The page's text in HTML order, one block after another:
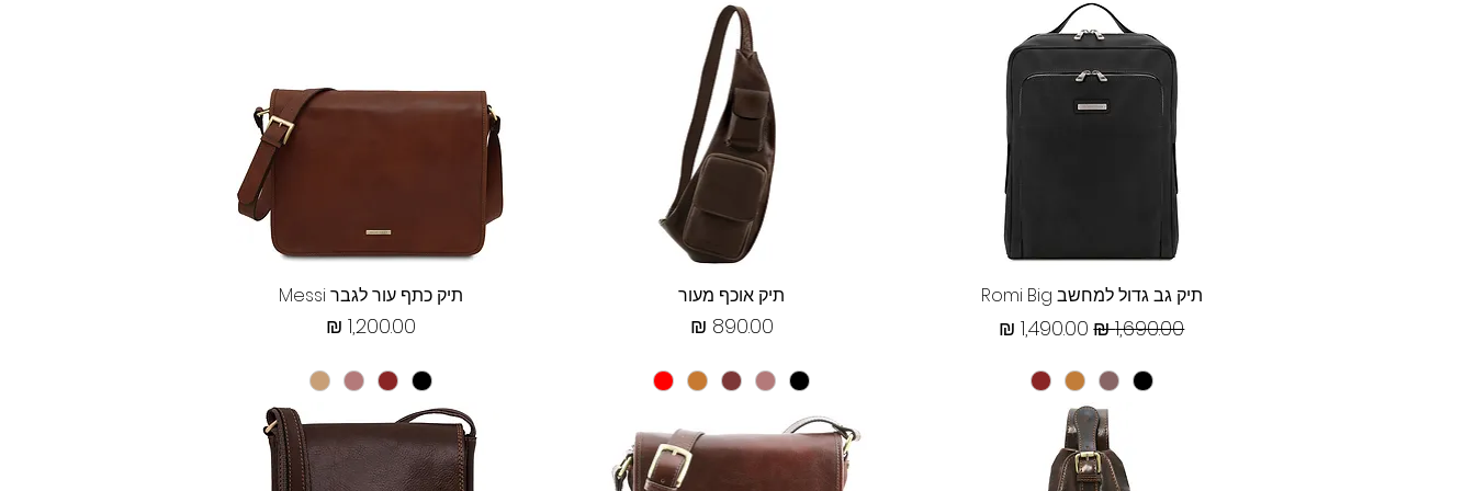
תצוגה מהירה
תיק גב גדול למחשב Romi Big
מחיר רגיל‏1,690.00 ‏₪ מחיר מבצע
תצוגה מהירה
תיק אוכף מעור
מחיר
תצוגה מהירה
תיק כתף עור לגבר Messi
מחיר